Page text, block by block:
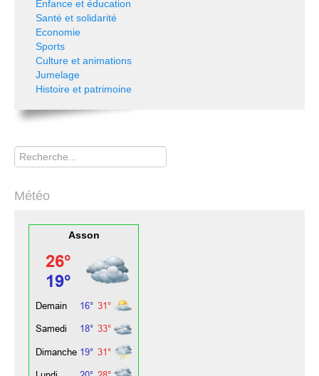
Enfance et éducation
Santé et solidarité
Economie
Sports
Culture et animations
Jumelage
Histoire et patrimoine
Rechercher
Météo
Asson